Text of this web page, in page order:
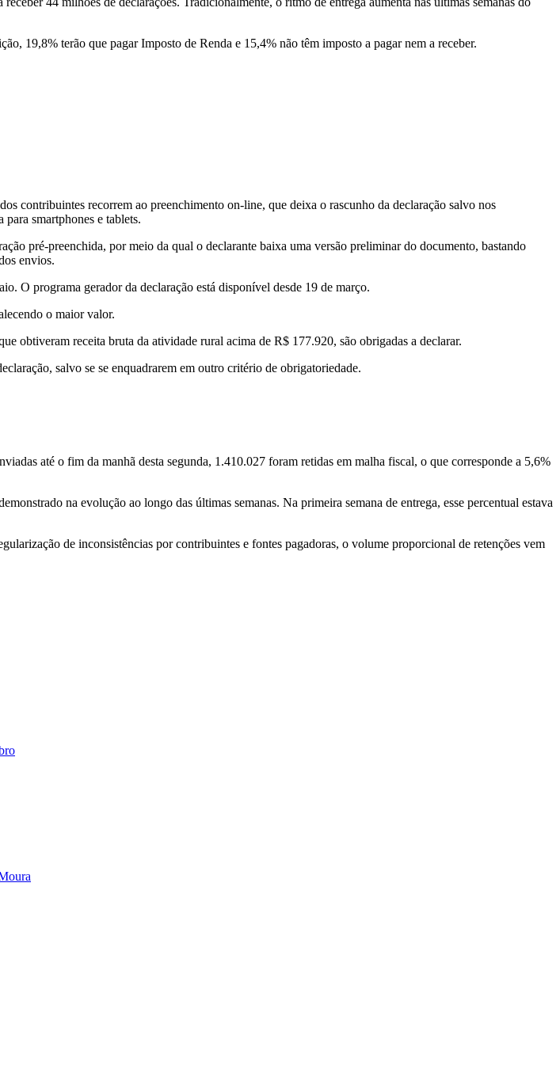
19,8% terão que pagar Imposto de Renda e 15,4% não têm imposto a pagar nem a receber.
contribuintes recorrem ao preenchimento on-line, que deixa o rascunho da declaração salvo nos
smartphones e tablets.
pré-preenchida, por meio da qual o declarante baixa uma versão preliminar do documento, bastando
envios.
O programa gerador da declaração está disponível desde 19 de março.
o maior valor.
obtiveram receita bruta da atividade rural acima de R$ 177.920, são obrigadas a declarar.
salvo se se enquadrarem em outro critério de obrigatoriedade.
até o fim da manhã desta segunda, 1.410.027 foram retidas em malha fiscal, o que corresponde a 5,6%
na evolução ao longo das últimas semanas. Na primeira semana de entrega, esse percentual estava
de inconsistências por contribuintes e fontes pagadoras, o volume proporcional de retenções vem